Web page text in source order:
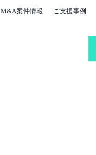
M&A案件情報 ご支援事例